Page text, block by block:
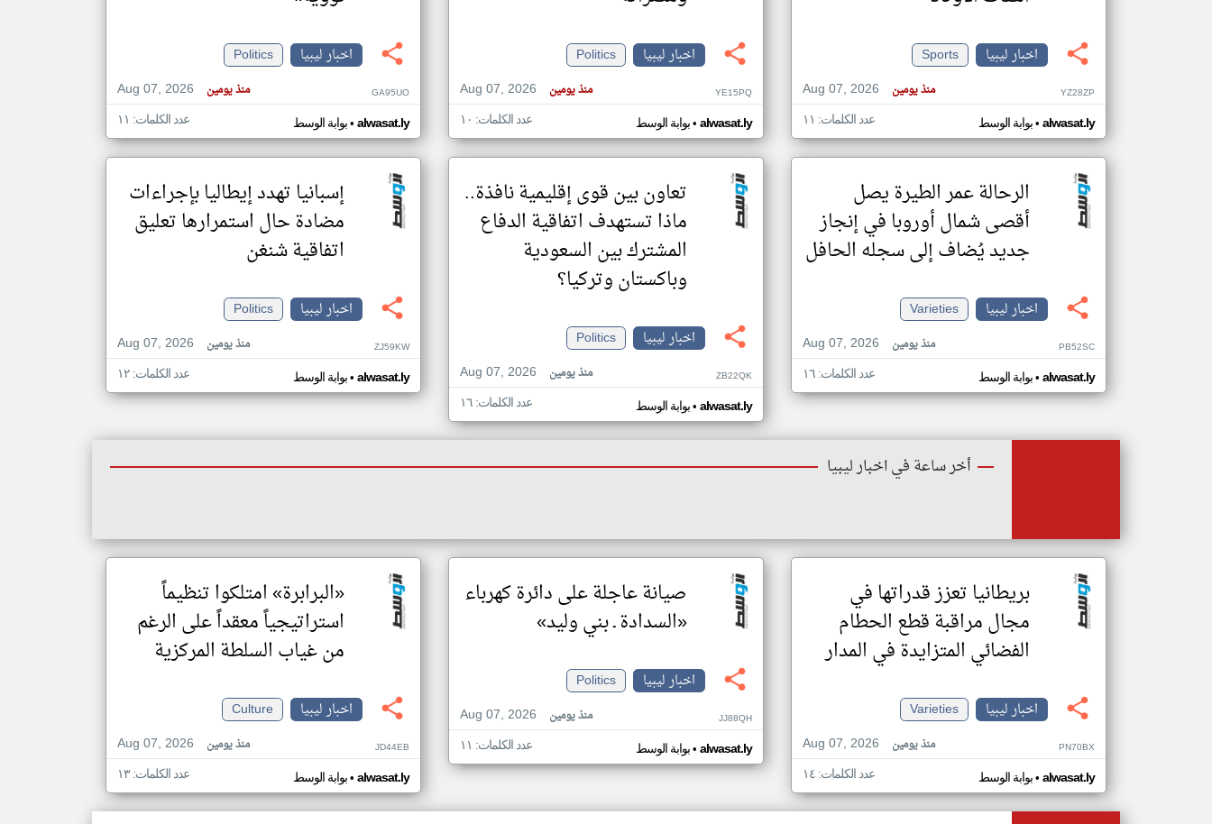
مصادر الأخبار من ليبيا
اخبار ليبيا على مدار الساعة
أهم اخبار ليبيا العاجلة والمباشرة
اخبار ليبيا
Sports
Aug 07, 2026
منذ يومين YZ28ZP
بوابة الوسط• alwasat.ly عدد الكلمات: ١١
اخبار ليبيا
Politics
Aug 07, 2026
منذ يومين YE15PQ
بوابة الوسط• alwasat.ly عدد الكلمات: ١٠
اخبار ليبيا
Politics
Aug 07, 2026
منذ يومين GA95UO
بوابة الوسط• alwasat.ly عدد الكلمات: ١١
الرحالة عمر الطيرة يصل
أقصى شمال أوروبا في إنجاز
جديد يُضاف إلى سجله الحافل
اخبار ليبيا
Varieties
Aug 07, 2026
منذ يومين PB52SC
بوابة الوسط• alwasat.ly عدد الكلمات: ١٦
تعاون بين قوى إقليمية نافذة..
ماذا تستهدف اتفاقية الدفاع
المشترك بين السعودية
وباكستان وتركيا؟
اخبار ليبيا
Politics
Aug 07, 2026
منذ يومين ZB22QK
بوابة الوسط• alwasat.ly عدد الكلمات: ١٦
إسبانيا تهدد إيطاليا بإجراءات
مضادة حال استمرارها تعليق
اتفاقية شنغن
اخبار ليبيا
Politics
Aug 07, 2026
منذ يومين ZJ59KW
بوابة الوسط• alwasat.ly عدد الكلمات: ١٢
أخر ساعة في اخبار ليبيا
بريطانيا تعزز قدراتها في
مجال مراقبة قطع الحطام
الفضائي المتزايدة في المدار
اخبار ليبيا
Varieties
Aug 07, 2026
منذ يومين PN70BX
بوابة الوسط• alwasat.ly عدد الكلمات: ١٤
صيانة عاجلة على دائرة كهرباء
«السدادة ـ بني وليد»
اخبار ليبيا
Politics
Aug 07, 2026
منذ يومين JJ88QH
بوابة الوسط• alwasat.ly عدد الكلمات: ١١
«البرابرة» امتلكوا تنظيماً
استراتيجياً معقداً على الرغم
من غياب السلطة المركزية
اخبار ليبيا
Culture
Aug 07, 2026
منذ يومين JD44EB
بوابة الوسط• alwasat.ly عدد الكلمات: ١٣
klyoum.com